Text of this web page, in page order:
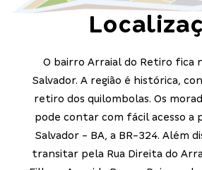
O bairro Arraial do Retiro fica
Salvador. A região é histórica,
retiro dos quilombolas. Os
pode contar com fácil acesso a
Salvador - BA, a BR-324. Além
transitar pela Rua Direita do